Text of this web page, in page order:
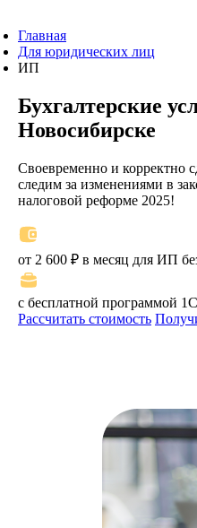
Главная
Для юридических лиц
ИП
Бухгалтерские
Новосибирске
Своевременно и корректно
следим за изменениями в
налоговой реформе 2025!
от 2 600 ₽ в месяц для ИП
с бесплатной программой 1С
Рассчитать стоимость